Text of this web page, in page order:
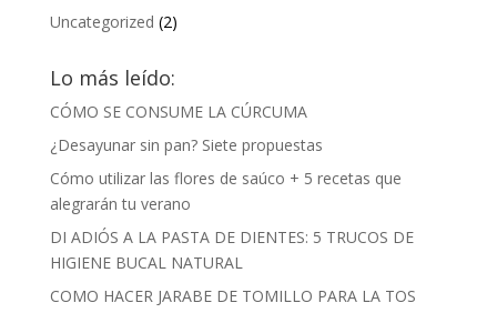
Uncategorized (2)
Lo más leído:
CÓMO SE CONSUME LA CÚRCUMA
¿Desayunar sin pan? Siete propuestas
Cómo utilizar las flores de saúco + 5 recetas que
alegrarán tu verano
DI ADIÓS A LA PASTA DE DIENTES: 5 TRUCOS DE
HIGIENE BUCAL NATURAL
COMO HACER JARABE DE TOMILLO PARA LA TOS